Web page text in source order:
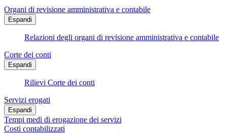
Organi di revisione amministrativa e contabile
Espandi
Relazioni degli organi di revisione amministrativa e contabile
Corte dei conti
Espandi
Rilievi Corte dei conti
Servizi erogati
Espandi
Tempi medi di erogazione dei servizi
Costi contabilizzati